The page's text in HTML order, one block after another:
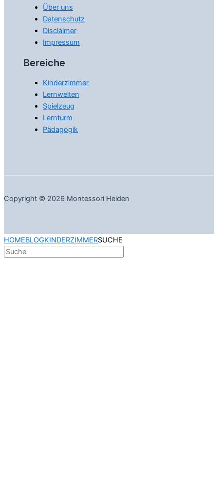
Über uns
Datenschutz
Disclaimer
Impressum
Bereiche
Kinderzimmer
Lernwelten
Spielzeug
Lernturm
Pädagogik
Copyright © 2026 Montessori Helden
HOMEBLOGKINDERZIMMERSUCHE